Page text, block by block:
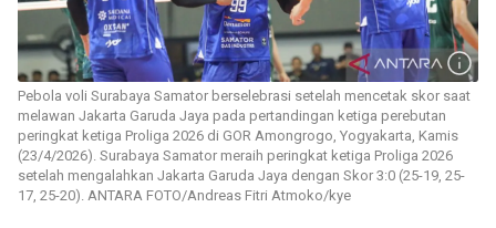
Pebola voli Surabaya Samator berselebrasi setelah mencetak skor saat
melawan Jakarta Garuda Jaya pada pertandingan ketiga perebutan
peringkat ketiga Proliga 2026 di GOR Amongrogo, Yogyakarta, Kamis
(23/4/2026). Surabaya Samator meraih peringkat ketiga Proliga 2026
setelah mengalahkan Jakarta Garuda Jaya dengan Skor 3:0 (25-19, 25-
17, 25-20). ANTARA FOTO/Andreas Fitri Atmoko/kye